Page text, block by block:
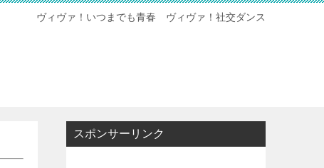
ヴィヴァ！いつまでも青春 ヴィヴァ！社交ダンス
スポンサーリンク